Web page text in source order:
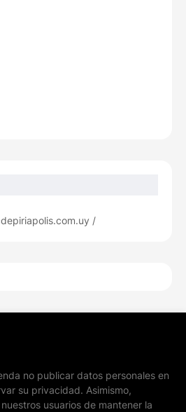
/
no publicar datos personales en
su privacidad. Asimismo,
usuarios de mantener la